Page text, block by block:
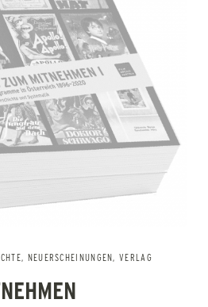
, NEUERSCHEINUNGEN,VERLAG